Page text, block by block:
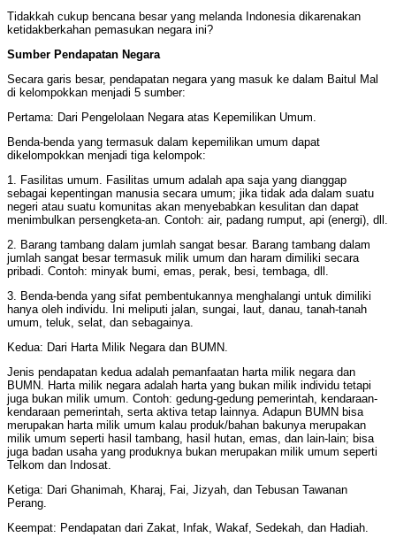
Tidakkah cukup bencana besar yang melanda Indonesia dikarenakan
ketidakberkahan pemasukan negara ini?
Sumber Pendapatan Negara
Secara garis besar, pendapatan negara yang masuk ke dalam Baitul Mal
di kelompokkan menjadi 5 sumber:
Pertama: Dari Pengelolaan Negara atas Kepemilikan Umum.
Benda-benda yang termasuk dalam kepemilikan umum dapat
dikelompokkan menjadi tiga kelompok:
1. Fasilitas umum. Fasilitas umum adalah apa saja yang dianggap
sebagai kepentingan manusia secara umum; jika tidak ada dalam suatu
negeri atau suatu komunitas akan menyebabkan kesulitan dan dapat
menimbulkan persengketa-an. Contoh: air, padang rumput, api (energi), dll.
2. Barang tambang dalam jumlah sangat besar. Barang tambang dalam
jumlah sangat besar termasuk milik umum dan haram dimiliki secara
pribadi. Contoh: minyak bumi, emas, perak, besi, tembaga, dll.
3. Benda-benda yang sifat pembentukannya menghalangi untuk dimiliki
hanya oleh individu. Ini meliputi jalan, sungai, laut, danau, tanah-tanah
umum, teluk, selat, dan sebagainya.
Kedua: Dari Harta Milik Negara dan BUMN.
Jenis pendapatan kedua adalah pemanfaatan harta milik negara dan
BUMN. Harta milik negara adalah harta yang bukan milik individu tetapi
juga bukan milik umum. Contoh: gedung-gedung pemerintah, kendaraan-
kendaraan pemerintah, serta aktiva tetap lainnya. Adapun BUMN bisa
merupakan harta milik umum kalau produk/bahan bakunya merupakan
milik umum seperti hasil tambang, hasil hutan, emas, dan lain-lain; bisa
juga badan usaha yang produknya bukan merupakan milik umum seperti
Telkom dan Indosat.
Ketiga: Dari Ghanimah, Kharaj, Fai, Jizyah, dan Tebusan Tawanan
Perang.
Keempat: Pendapatan dari Zakat, Infak, Wakaf, Sedekah, dan Hadiah.